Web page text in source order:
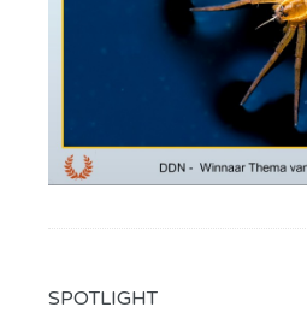
SPOTLIGHT